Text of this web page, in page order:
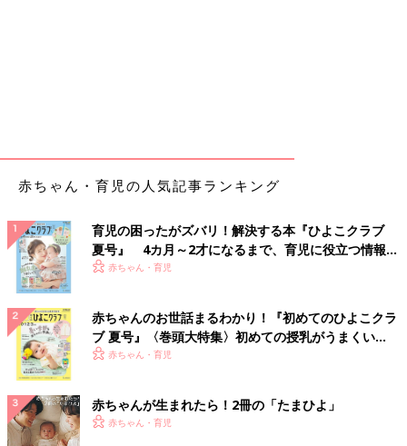
赤ちゃん・育児の人気記事ランキング
育児の困ったがズバリ！解決する本『ひよこクラブ
夏号』 4カ月～2才になるまで、育児に役立つ情報が
いっぱい！
赤ちゃん・育児
赤ちゃんのお世話まるわかり！『初めてのひよこクラ
ブ 夏号』〈巻頭大特集〉初めての授乳がうまくい
く！ おっぱい・ミルクの基本と夏のトラブル 解決テ
赤ちゃん・育児
赤ちゃんが生まれたら！2冊の「たまひよ」
赤ちゃん・育児